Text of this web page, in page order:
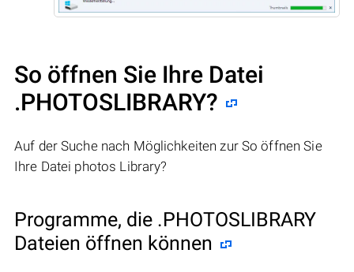
So öffnen Sie Ihre Datei
.PHOTOSLIBRARY?
Auf der Suche nach Möglichkeiten zur So öffnen Sie
Ihre Datei photos Library?
Programme, die .PHOTOSLIBRARY
Dateien öffnen können